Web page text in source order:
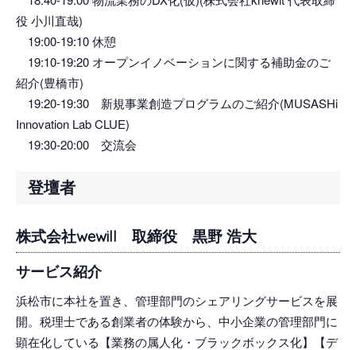
役 小川直哉)
19:00-19:10 休憩
19:10-19:20 オープンイノベーションに関する補助金のご
紹介(豊橋市)
19:20-19:30 新規事業創造プログラムのご紹介(MUSASHi
Innovation Lab CLUE)
19:30-20:00 交流会
登壇者
株式会社wewill 取締役 黒野 浩大
サービス紹介
浜松市に本社を置き、管理部門のシェアリングサービスを展
開。税理士である創業者の体験から、中小企業の管理部門に
顕在化している【業務の属人化・ブラックボックス化】【デ